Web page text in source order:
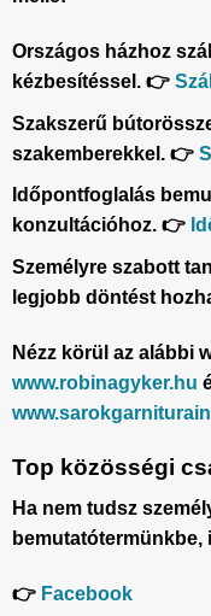
Országos házhoz
kézbesítéssel. 👉
Szakszerű
szakemberekkel. 👉
Időpontfoglalás
konzultációhoz. 👉
Személyre szabott
legjobb döntést
Nézz körül az alábbi
www.robinagyker.hu
Top közösségi
Ha nem tudsz
👉 Facebook